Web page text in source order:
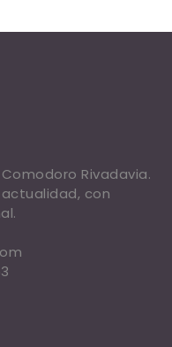
Rivadavia.
con